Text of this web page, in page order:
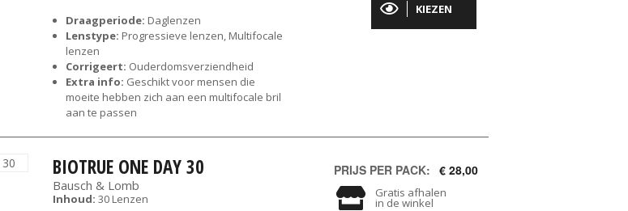
Draagperiode: Daglenzen
Lenstype: Progressieve lenzen, Multifocale
lenzen
Corrigeert: Ouderdomsverziendheid
Extra info: Geschikt voor mensen die
moeite hebben zich aan een multifocale bril
aan te passen
KIEZEN
BIOTRUE ONE DAY 30
Bausch & Lomb
Inhoud: 30 Lenzen
PRIJS PER PACK: € 28,00
Gratis afhalen
in de winkel